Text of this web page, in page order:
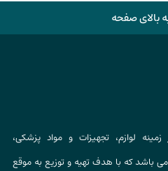
بالای صفحه
لوازم، تجهیزات و مواد پزشکی،
باشد که با هدف تهیه و توزیع به موقع